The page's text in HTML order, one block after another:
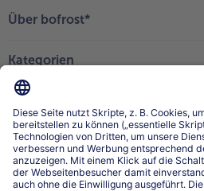
Über bofrost*
Kategorien